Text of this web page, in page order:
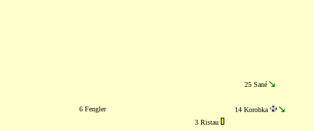
25 Sané
6 Fengler
14 Korobka
3 Ristau